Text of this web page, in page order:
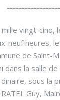
mille vingt-cinq,
neuf heures,
de Saint-
dans la salle de
sous la
Guy,